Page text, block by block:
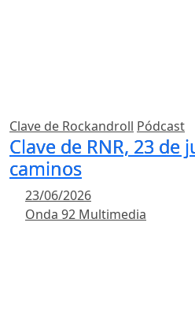
Clave de Rockandroll Pódcast
Clave de RNR, 23 de
caminos
23/06/2026
Onda 92 Multimedia